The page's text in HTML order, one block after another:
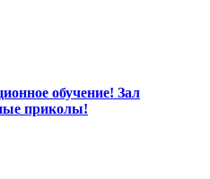
обучение! Зал
приколы!